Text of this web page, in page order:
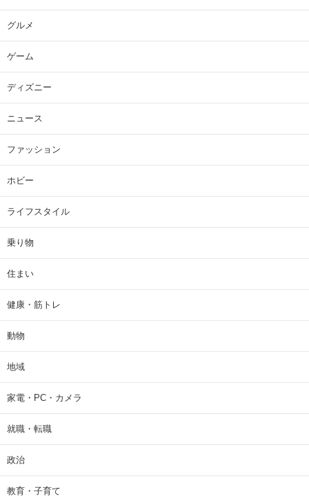
グルメ
ゲーム
ディズニー
ニュース
ファッション
ホビー
ライフスタイル
乗り物
住まい
健康・筋トレ
動物
地域
家電・PC・カメラ
就職・転職
政治
教育・子育て